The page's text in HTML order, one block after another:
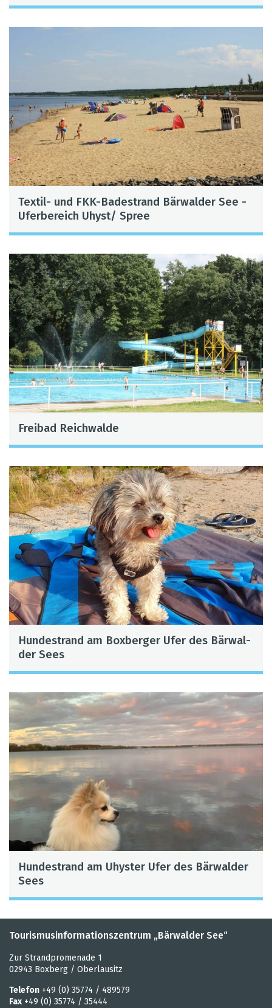
Tex­til- und FKK-Bade­strand Bär­wal­der See -
Ufer­be­reich Uhyst/ Spree
Frei­bad Reich­walde
Hun­de­strand am Box­ber­ger Ufer des Bär­wal­
der Sees
Hun­de­strand am Uhys­ter Ufer des Bär­wal­der
Sees
Tourismusinformationszentrum „Bärwalder See“
Zur Strandpromenade 1
02943 Boxberg / Oberlausitz
Telefon +49 (0) 35774 / 489579
Fax +49 (0) 35774 / 35444